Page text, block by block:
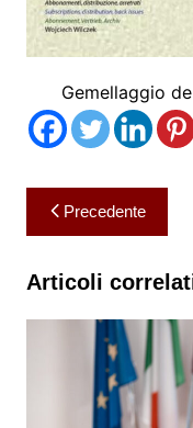
Gemellaggio de
Navigazione
articoli
Precedente
Articoli